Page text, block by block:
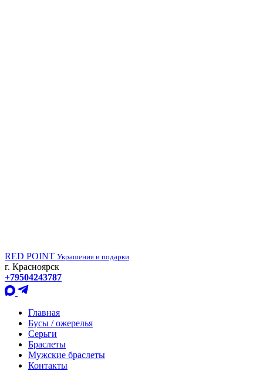
RED POINT Украшения и подарки
г. Красноярск
+79504243787
Главная
Бусы / ожерелья
Серьги
Браслеты
Мужские браслеты
Контакты